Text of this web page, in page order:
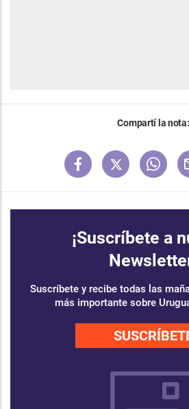
Compartí la nota:
¡Suscríbete a
Suscríbete y recibe todas las
más importante sobre